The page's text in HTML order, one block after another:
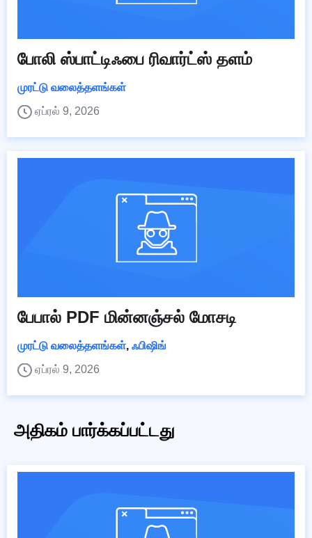
போலி ஸ்பாட்டிஃபை ரிவார்ட்ஸ் தளம்
முரட்டு வலைத்தளங்கள்
ஏப்ரல் 9, 2026
பேபால் PDF மின்னஞ்சல் மோசடி
முரட்டு வலைத்தளங்கள், ஃபிஷிங்
ஏப்ரல் 9, 2026
அதிகம் பார்க்கப்பட்டது